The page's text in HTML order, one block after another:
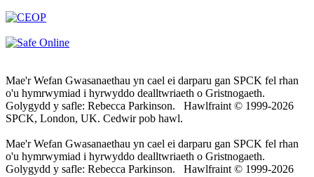
Mae'r Wefan Gwasanaethau yn cael ei darparu gan SPCK fel rhan
o'u hymrwymiad i hyrwyddo dealltwriaeth o Gristnogaeth.
Golygydd y safle: Rebecca Parkinson. Hawlfraint © 1999-2026
SPCK, London, UK. Cedwir pob hawl.
Mae'r Wefan Gwasanaethau yn cael ei darparu gan SPCK fel rhan
o'u hymrwymiad i hyrwyddo dealltwriaeth o Gristnogaeth.
Golygydd y safle: Rebecca Parkinson. Hawlfraint © 1999-2026